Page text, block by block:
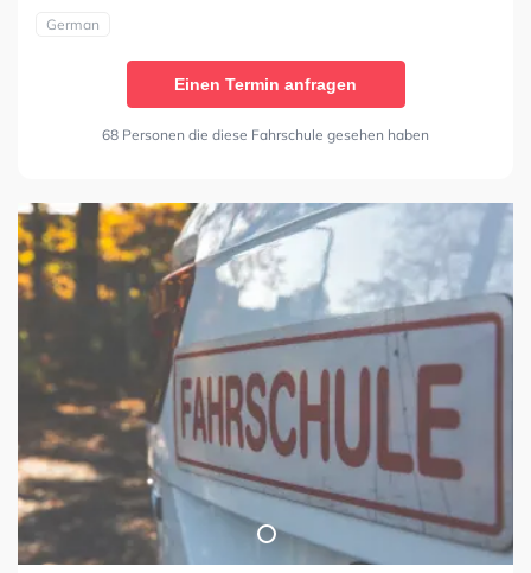
German
Einen Termin anfragen
68 Personen die diese Fahrschule gesehen haben